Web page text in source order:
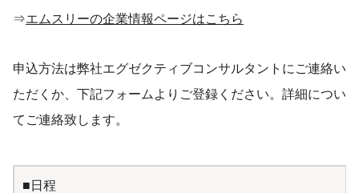
⇒エムスリーの企業情報ページはこちら
申込方法は弊社エグゼクティブコンサルタントにご連絡い
ただくか、下記フォームよりご登録ください。詳細につい
てご連絡致します。
■日程